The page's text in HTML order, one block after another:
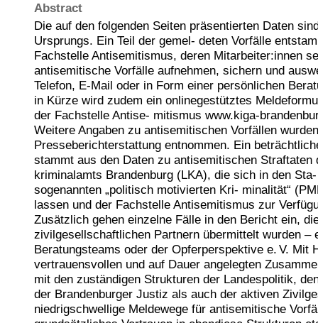
Abstract
Die auf den folgenden Seiten präsentierten Daten
Ursprungs. Ein Teil der gemel- deten Vorfälle
Fachstelle Antisemitismus, deren Mitarbeiter:innen
antisemitische Vorfälle aufnehmen, sichern und
Telefon, E-Mail oder in Form einer persönlichen
in Kürze wird zudem ein onlinegestütztes
der Fachstelle Antise- mitismus www.kiga-
Weitere Angaben zu antisemitischen Vorfällen
Presseberichterstattung entnommen. Ein
stammt aus den Daten zu antisemitischen Straftaten
kriminalamts Brandenburg (LKA), die sich in den
sogenannten „politisch motivierten Kri- minalität“
lassen und der Fachstelle Antisemitismus zur
Zusätzlich gehen einzelne Fälle in den Bericht ein,
zivilgesellschaftlichen Partnern übermittelt wurden –
Beratungsteams oder der Opferperspektive e. V. Mit
vertrauensvollen und auf Dauer angelegten
mit den zuständigen Strukturen der Landespolitik,
der Brandenburger Justiz als auch der aktiven
niedrigschwellige Meldewege für antisemitische